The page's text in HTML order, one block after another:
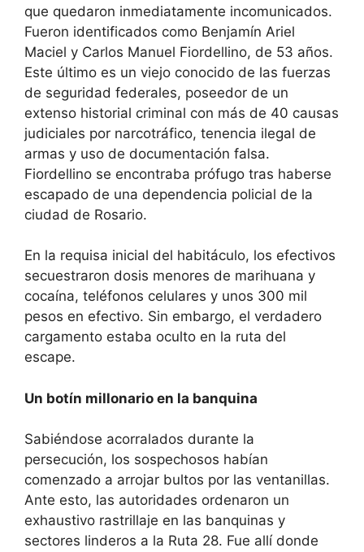
que quedaron inmediatamente incomunicados.
Fueron identificados como Benjamín Ariel
Maciel y Carlos Manuel Fiordellino, de 53 años.
Este último es un viejo conocido de las fuerzas
de seguridad federales, poseedor de un
extenso historial criminal con más de 40 causas
judiciales por narcotráfico, tenencia ilegal de
armas y uso de documentación falsa.
Fiordellino se encontraba prófugo tras haberse
escapado de una dependencia policial de la
ciudad de Rosario.
​En la requisa inicial del habitáculo, los efectivos
secuestraron dosis menores de marihuana y
cocaína, teléfonos celulares y unos 300 mil
pesos en efectivo. Sin embargo, el verdadero
cargamento estaba oculto en la ruta del
escape.
Un botín millonario en la banquina
​Sabiéndose acorralados durante la
persecución, los sospechosos habían
comenzado a arrojar bultos por las ventanillas.
Ante esto, las autoridades ordenaron un
exhaustivo rastrillaje en las banquinas y
sectores linderos a la Ruta 28. Fue allí donde